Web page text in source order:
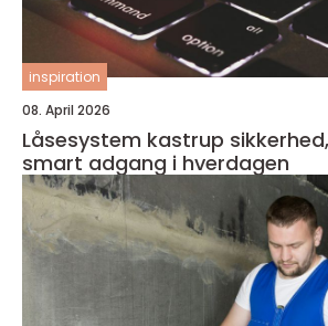
inspiration
08. April 2026
Låsesystem kastrup sikkerhed, tryghed og
smart adgang i hverdagen